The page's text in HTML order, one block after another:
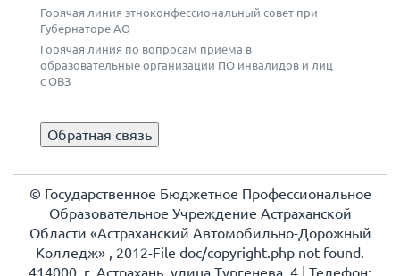
Горячая линия этноконфессиональный совет при
Губернаторе АО
Горячая линия по вопросам приема в
образовательные организации ПО инвалидов и лиц
с ОВЗ
Обратная связь
© Государственное Бюджетное Профессиональное
Образовательное Учреждение Астраханской
Области «Астраханский Автомобильно-Дорожный
Колледж» , 2012-File doc/copyright.php not found.
414000, г. Астрахань, улица Тургенева, 4 | Телефон: